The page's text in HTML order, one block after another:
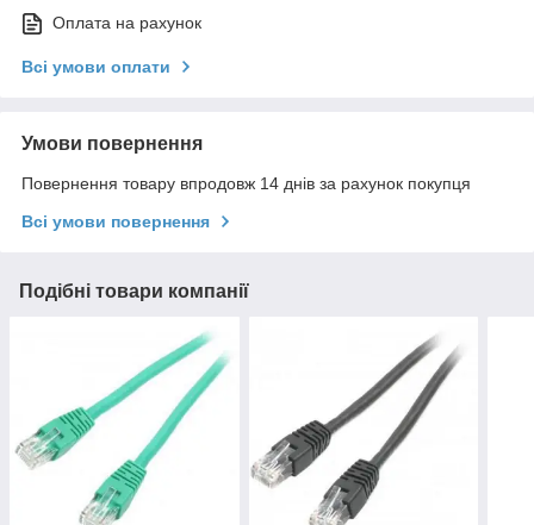
Оплата на рахунок
Всі умови оплати
Умови повернення
Повернення товару впродовж 14 днів за рахунок покупця
Всі умови повернення
Подібні товари компанії